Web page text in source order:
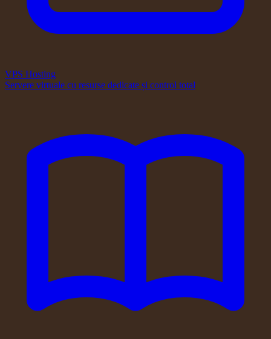
VPS Hosting
Servere virtuale cu resurse dedicate și control total